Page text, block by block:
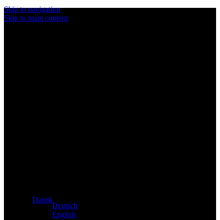
Skip to navigation
Skip to main content
Dansk
Deutsch
English